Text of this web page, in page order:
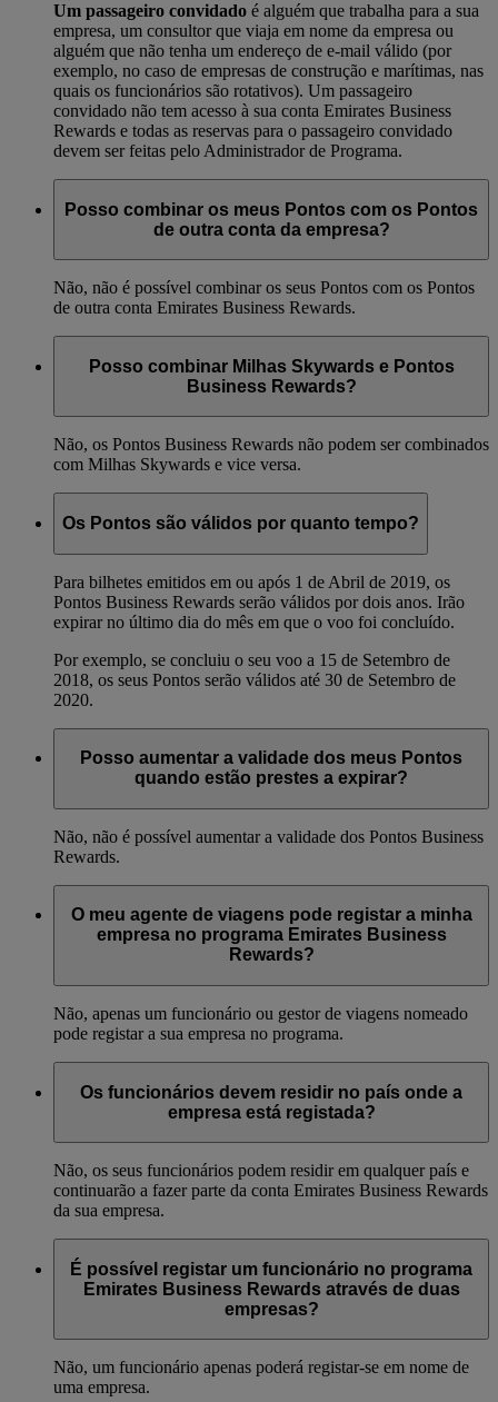
Um passageiro convidado é alguém que trabalha para a sua
empresa, um consultor que viaja em nome da empresa ou
alguém que não tenha um endereço de e-mail válido (por
exemplo, no caso de empresas de construção e marítimas, nas
quais os funcionários são rotativos). Um passageiro
convidado não tem acesso à sua conta Emirates Business
Rewards e todas as reservas para o passageiro convidado
devem ser feitas pelo Administrador de Programa.
Posso combinar os meus Pontos com os Pontos
de outra conta da empresa?
Não, não é possível combinar os seus Pontos com os Pontos
de outra conta Emirates Business Rewards.
Posso combinar Milhas Skywards e Pontos
Business Rewards?
Não, os Pontos Business Rewards não podem ser combinados
com Milhas Skywards e vice versa.
Os Pontos são válidos por quanto tempo?
Para bilhetes emitidos em ou após 1 de Abril de 2019, os
Pontos Business Rewards serão válidos por dois anos. Irão
expirar no último dia do mês em que o voo foi concluído.
Por exemplo, se concluiu o seu voo a 15 de Setembro de
2018, os seus Pontos serão válidos até 30 de Setembro de
2020.
Posso aumentar a validade dos meus Pontos
quando estão prestes a expirar?
Não, não é possível aumentar a validade dos Pontos Business
Rewards.
O meu agente de viagens pode registar a minha
empresa no programa Emirates Business
Rewards?
Não, apenas um funcionário ou gestor de viagens nomeado
pode registar a sua empresa no programa.
Os funcionários devem residir no país onde a
empresa está registada?
Não, os seus funcionários podem residir em qualquer país e
continuarão a fazer parte da conta Emirates Business Rewards
da sua empresa.
É possível registar um funcionário no programa
Emirates Business Rewards através de duas
empresas?
Não, um funcionário apenas poderá registar-se em nome de
uma empresa.